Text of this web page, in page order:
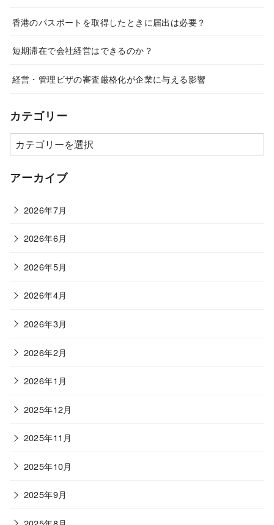
香港のパスポートを取得したときに届出は必要？
短期滞在で会社経営はできるのか？
経営・管理ビザの審査厳格化が企業に与える影響
カテゴリー
カ
テ
ゴ
ー
アーカイブ
2026年7月
2026年6月
2026年5月
2026年4月
2026年3月
2026年2月
2026年1月
2025年12月
2025年11月
2025年10月
2025年9月